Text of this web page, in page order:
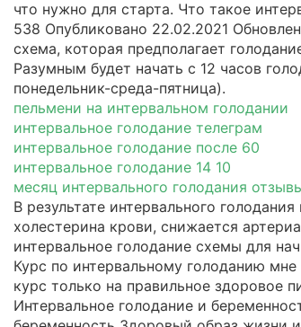
что нужно для старта. Что такое
538 Опубликовано 22.02.2021
схема, которая предполагает
Разумным будет начать с 12 часов
понедельник-среда-пятница).
пельмени на интервальном голодании
интервальное голодание телеграм
интервальное голодание после 60
интервальное голодание 14 10
месяц интервального голодания
В результате интервального
холестерина крови, снижается
интервальное голодание схемы для
Курс по интервальному голоданию
курс только на правильное здоровое
Интервальное голодание и